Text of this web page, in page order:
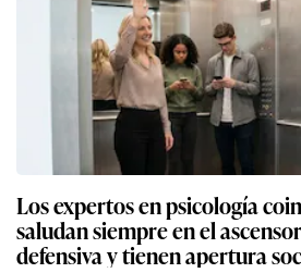
Los expertos en psicología
saludan siempre en el
defensiva y tienen apertura